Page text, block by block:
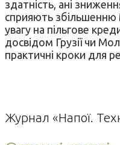
здатність, ані
сприяють
увагу на пільгове
досвідом Грузії чи
практичні кроки для
Журнал «Напої.